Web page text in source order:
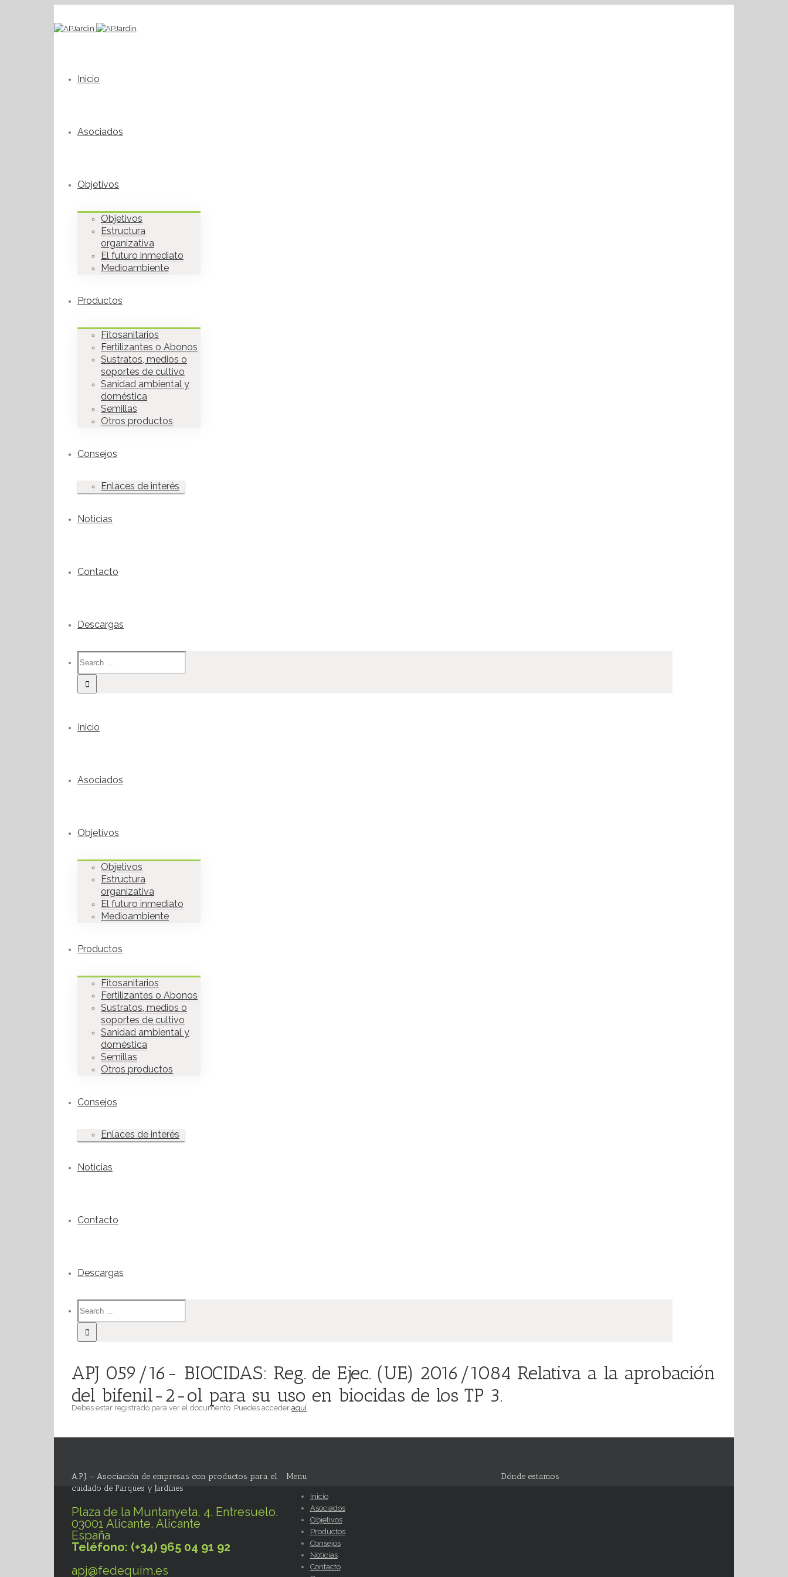
Inicio
Asociados
Objetivos
Objetivos
Estructura
organizativa
El futuro inmediato
Medioambiente
Productos
Fitosanitarios
Fertilizantes o Abonos
Sustratos, medios o
soportes de cultivo
Sanidad ambiental y
doméstica
Semillas
Otros productos
Consejos
Enlaces de interés
Noticias
Contacto
Descargas
Inicio
Asociados
Objetivos
Objetivos
Estructura
organizativa
El futuro inmediato
Medioambiente
Productos
Fitosanitarios
Fertilizantes o Abonos
Sustratos, medios o
soportes de cultivo
Sanidad ambiental y
doméstica
Semillas
Otros productos
Consejos
Enlaces de interés
Noticias
Contacto
Descargas
APJ 059/16- BIOCIDAS: Reg. de Ejec. (UE) 2016/1084 Relativa a la aprobación
del bifenil-2-ol para su uso en biocidas de los TP 3.
Debes estar registrado para ver el documento. Puedes acceder aquí.
A.P.J. – Asociación de empresas con productos para el
cuidado de Parques y Jardines
Plaza de la Muntanyeta, 4. Entresuelo.
03001 Alicante, Alicante
España
Teléfono: (+34) 965 04 91 92
apj@fedequim.es
Menu
Inicio
Asociados
Objetivos
Productos
Consejos
Noticias
Contacto
Dónde estamos